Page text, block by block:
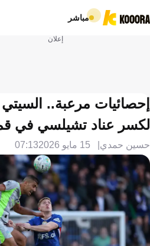
مباشر
إعلان
إحصائيات مرعبة.. السيتي
لكسر عناد تشيلسي في
حسين حمدي 15 مايو 2026 07:13